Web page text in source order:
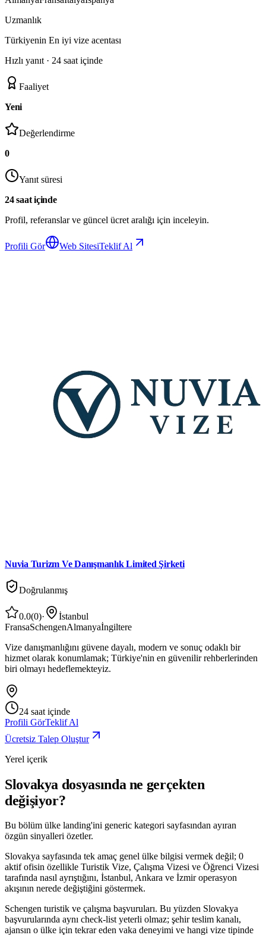
Uzmanlık
Türkiyenin En iyi vize acentası
Hızlı yanıt · 24 saat içinde
Faaliyet
Yeni
Değerlendirme
0
Yanıt süresi
24 saat içinde
Profil, referanslar ve güncel ücret aralığı için inceleyin.
Profili Gör Web SitesiTeklif Al
Nuvia Turizm Ve Danışmanlık Limited Şirketi
Doğrulanmış
0.0(0)·
İstanbul
FransaSchengenAlmanyaİngiltere
Vize danışmanlığını güvene dayalı, modern ve sonuç odaklı bir
hizmet olarak konumlamak; Türkiye'nin en güvenilir rehberlerinden
biri olmayı hedeflemekteyiz.
24 saat içinde
Profili GörTeklif Al
Ücretsiz Talep Oluştur
Yerel içerik
Slovakya dosyasında ne gerçekten
değişiyor?
Bu bölüm ülke landing'ini generic kategori sayfasından ayıran
özgün sinyalleri özetler.
Slovakya sayfasında tek amaç genel ülke bilgisi vermek değil; 0
aktif ofisin özellikle Turistik Vize, Çalışma Vizesi ve Öğrenci Vizesi
tarafında nasıl ayrıştığını, İstanbul, Ankara ve İzmir operasyon
akışının nerede değiştiğini göstermek.
Schengen turistik ve çalışma başvuruları. Bu yüzden Slovakya
başvurularında aynı check-list yeterli olmaz; şehir teslim kanalı,
ajansın o ülke için tekrar eden vaka deneyimi ve hangi vize tipinde